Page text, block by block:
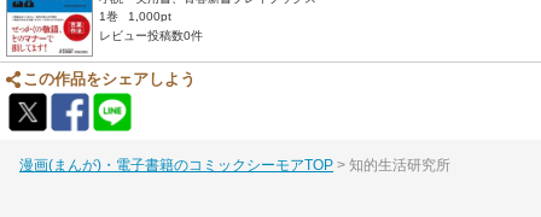
1巻
1,000pt
レビュー投稿数0件
この作品をシェアしよう
漫画(まんが)・電子書籍のコミックシーモアTOP 知的生活研究所